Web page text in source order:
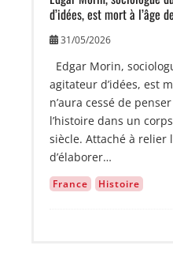
d’idées, est mort à l’âge
31/05/2026
Edgar Morin,
agitateur d’idées, est
n’aura cessé de
l’histoire dans un
siècle. Attaché à relier
d’élaborer…
France Histoire